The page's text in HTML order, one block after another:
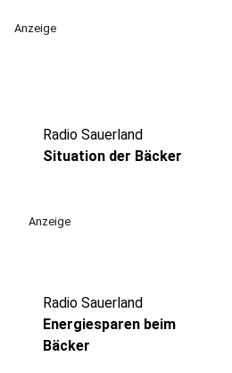
Anzeige
Radio Sauerland
Situation der Bäcker
Anzeige
Radio Sauerland
Energiesparen beim
Bäcker